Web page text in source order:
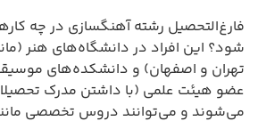
فارغ‌التحصیل رشته آهنگسازی در چه
شود؟ این افراد در دانشگاه‌های هنر
تهران و اصفهان) و دانشکده‌های
عضو هیئت علمی (با داشتن مدرک
می‌شوند و می‌توانند دروس تخصصی